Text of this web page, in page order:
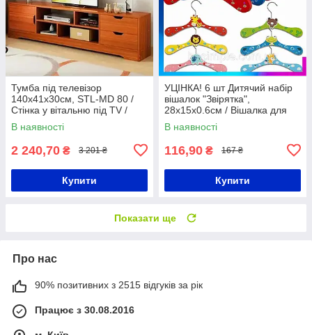
Тумба під телевізор
140х41х30см, STL-MD 80 /
Стінка у вітальню під TV /
Тумба під ТВ / Стінка під ТВ
В наявності
2 240,70 ₴ 3 201 ₴
Купити
УЦІНКА! 6 шт Дитячий набір
вішалок "Звірятка",
28х15х0.6см / Вішалка для
дитячого одягу / Тремпелі
для дітей
В наявності
116,90 ₴ 167 ₴
Купити
Показати ще
Про нас
90% позитивних з 2515 відгуків за рік
Працює з 30.08.2016